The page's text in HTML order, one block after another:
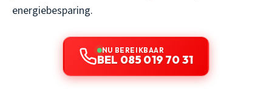
energiebesparing.
NU BEREIKBAAR
BEL 085 019 70 31